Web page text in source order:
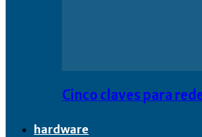
Cinco claves para
hardware